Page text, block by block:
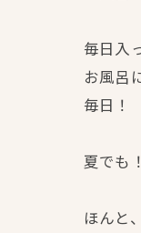
毎日入
お風呂
毎日！
夏でも
ほんと